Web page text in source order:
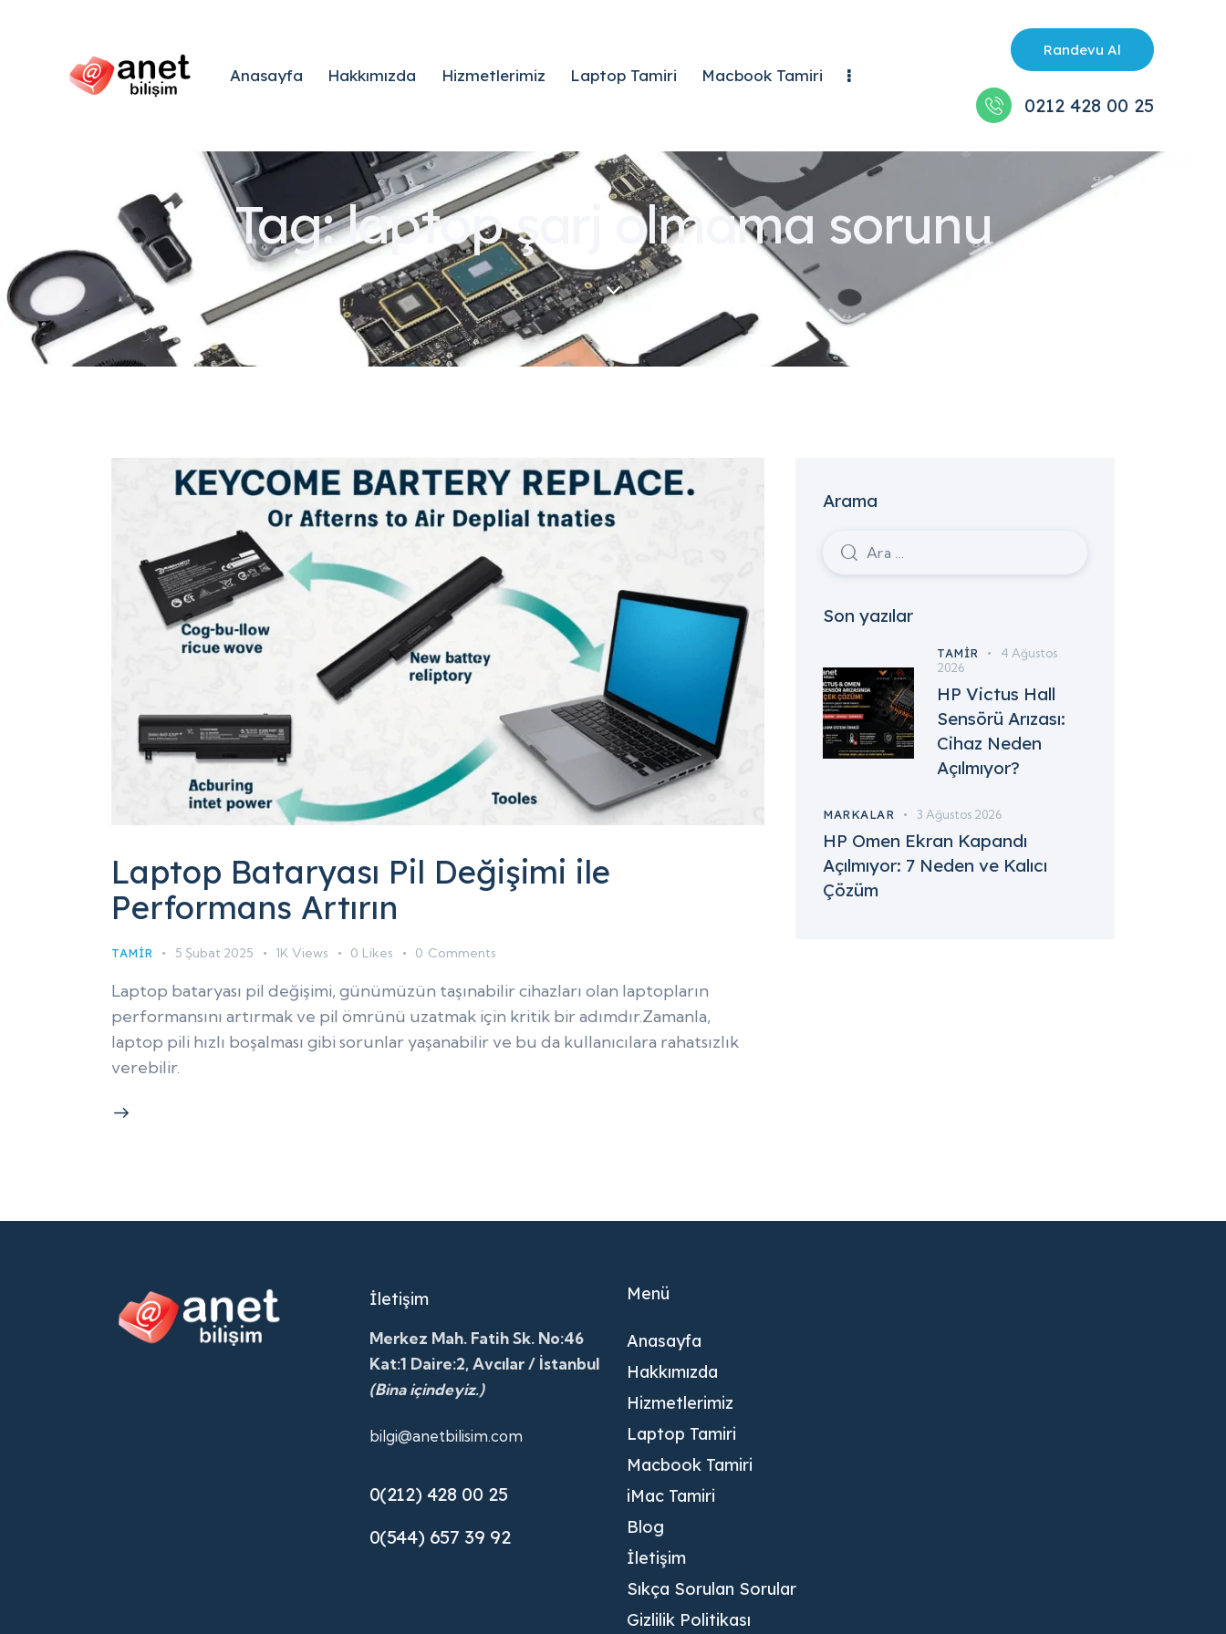
Anasayfa Hakkımızda Hizmetlerimiz Laptop Tamiri Macbook Tamiri
Randevu Al
0212 428 00 25
Tag: laptop şarj olmama sorunu
Laptop Bataryası Pil Değişimi ile
Performans Artırın
TAMIR 5 Şubat 2025 1K Views 0 Likes 0 Comments
Laptop bataryası pil değişimi, günümüzün taşınabilir cihazları olan laptopların
performansını artırmak ve pil ömrünü uzatmak için kritik bir adımdır.Zamanla,
laptop pili hızlı boşalması gibi sorunlar yaşanabilir ve bu da kullanıcılara rahatsızlık
verebilir.
Arama
Son yazılar
TAMIR
4 Ağustos
2026
HP Victus Hall
Sensörü Arızası:
Cihaz Neden
Açılmıyor?
MARKALAR 3 Ağustos 2026
HP Omen Ekran Kapandı
Açılmıyor: 7 Neden ve Kalıcı
Çözüm
İletişim
Merkez Mah. Fatih Sk. No:46
Kat:1 Daire:2, Avcılar / İstanbul
(Bina içindeyiz.)
bilgi@anetbilisim.com
0(212) 428 00 25
0(544) 657 39 92
Menü
Anasayfa
Hakkımızda
Hizmetlerimiz
Laptop Tamiri
Macbook Tamiri
iMac Tamiri
Blog
İletişim
Sıkça Sorulan Sorular
Gizlilik Politikası